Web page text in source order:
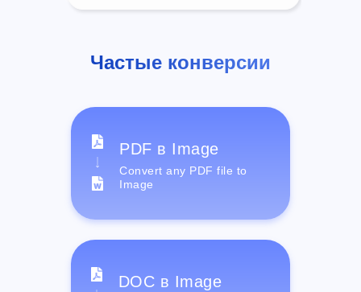
Частые конверсии
PDF в Image
Convert any PDF file to
Image
DOC в Image